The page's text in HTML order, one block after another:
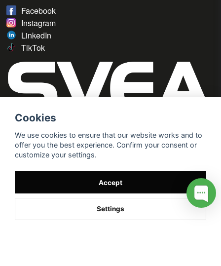
Facebook
Instagram
LinkedIn
TikTok
Cookies
We use cookies to ensure that our website works and to
offer you the best experience. Confirm your consent or
customize your settings.
Accept
Settings